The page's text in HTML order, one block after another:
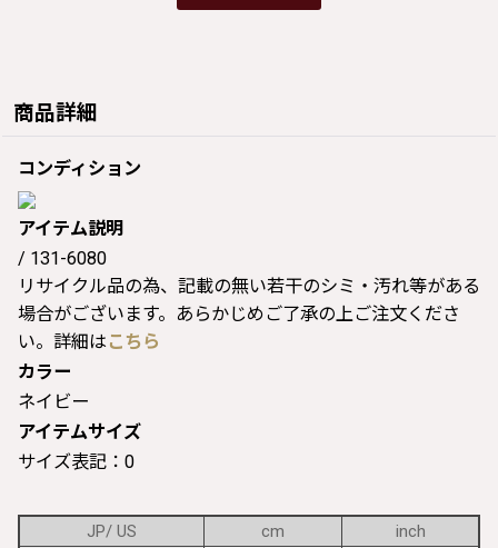
商品詳細
コンディション
アイテム説明
/ 131-6080
リサイクル品の為、記載の無い若干のシミ・汚れ等がある
場合がございます。あらかじめご了承の上ご注文くださ
い。詳細は こちら
カラー
ネイビー
アイテムサイズ
サイズ表記：0
JP/ US cm
inch